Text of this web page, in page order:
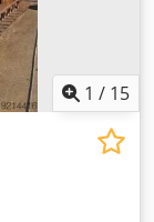
1 / 15